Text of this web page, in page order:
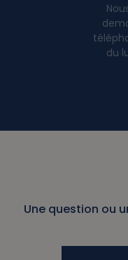
du
Une question ou